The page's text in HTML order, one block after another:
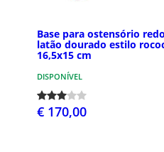
Base para ostensório
latão dourado estilo
16,5x15 cm
DISPONÍVEL
€ 170,00